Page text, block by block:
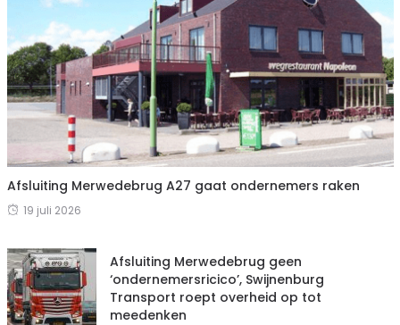
Afsluiting Merwedebrug A27 gaat ondernemers raken
19 juli 2026
Afsluiting Merwedebrug geen
‘ondernemersricico’, Swijnenburg
Transport roept overheid op tot
meedenken